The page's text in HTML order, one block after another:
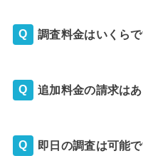
調査料金はいくらで
追加料金の請求は
即日の調査は可能